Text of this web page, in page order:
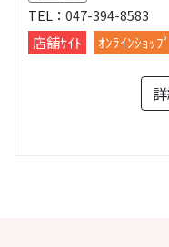
TEL：047-394-8583
店舗ｻｲﾄ
ｵﾝﾗｲﾝｼｮｯ